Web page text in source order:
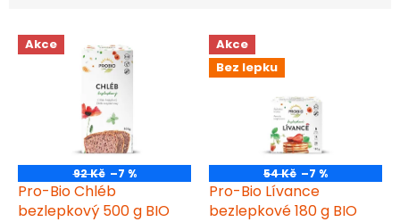
V
o
d
Akce
92 Kč –7 %
Pro-Bio Chléb
bezlepkový 500 g BIO
Akce
Bez lepku
54 Kč –7 %
Pro-Bio Lívance
bezlepkové 180 g BIO